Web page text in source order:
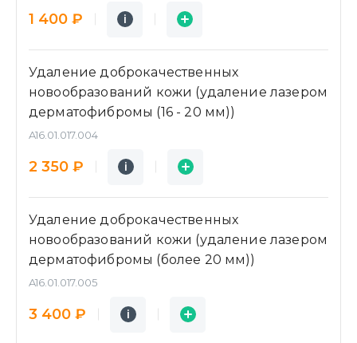
1 400 ₽ i
Подробнее
i
Заявка
Удаление доброкачественных
новообразований кожи (удаление лазером
дерматофибромы (16 - 20 мм))
A16.01.017.004
2 350 ₽ i
Подробнее
i
Заявка
Удаление доброкачественных
новообразований кожи (удаление лазером
дерматофибромы (более 20 мм))
A16.01.017.005
3 400 ₽ i
Подробнее
i
Заявка